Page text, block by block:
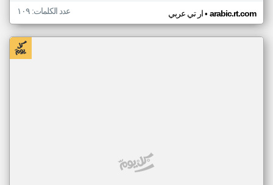
ار تي عربي• arabic.rt.com عدد الكلمات: ١٠٩